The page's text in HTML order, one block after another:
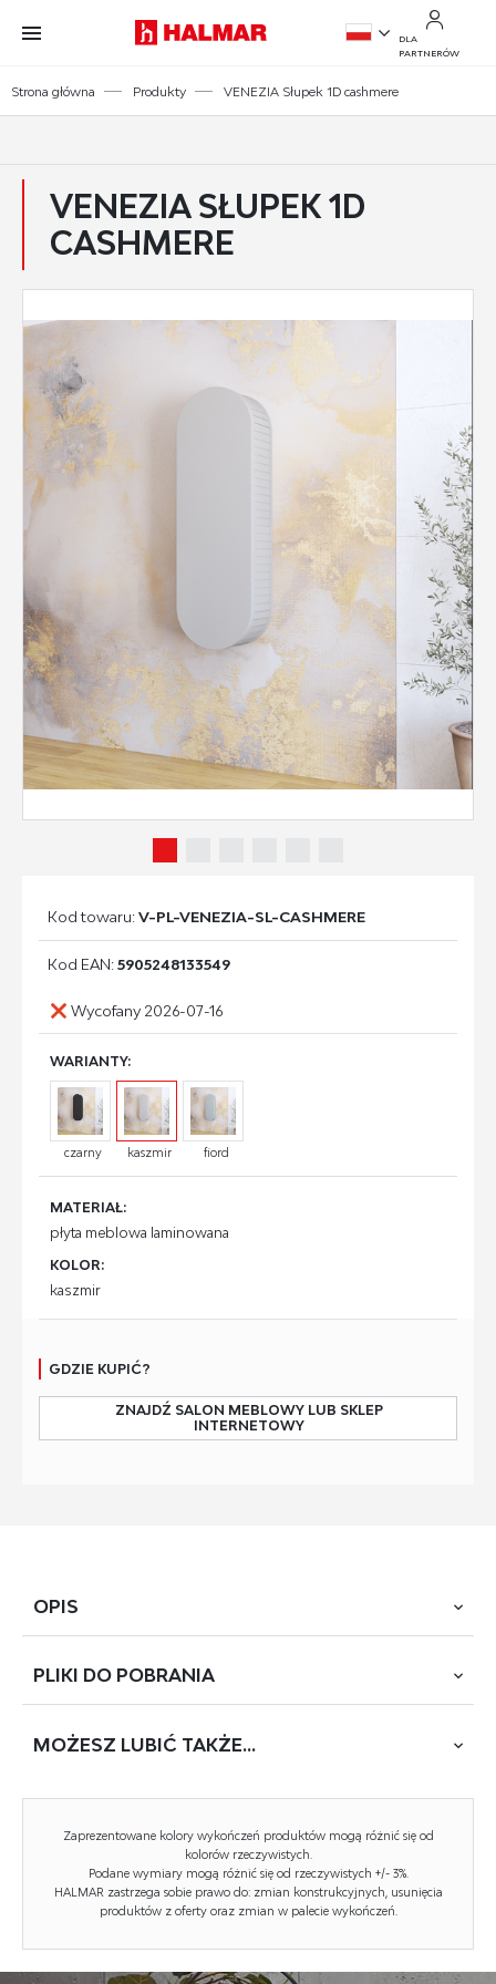
Przejdź do treści.
Przejdź do menu.
Przejdź do wyszukiwarki.
EN
DLA
PARTNERÓW
Strona główna Produkty VENEZIA Słupek 1D cashmere
VENEZIA SŁUPEK 1D
CASHMERE
Kod towaru:V-PL-VENEZIA-SL-CASHMERE
Kod EAN:5905248133549
Wycofany 2026-07-16
WARIANTY:
czarny kaszmir fiord
MATERIAŁ:
płyta meblowa laminowana
KOLOR:
kaszmir
GDZIE KUPIĆ?
ZNAJDŹ SALON MEBLOWY LUB SKLEP
INTERNETOWY
OPIS
Kolekcja mebli łazienkowych Venezia
z wyjątkową estetyką. Charakteryzuje się
obłymi, miękkimi
Meble wykonane są z wysokiej jakościMDF foliowanego
co gwarantuje trwałość oraz łatwość w utrzymaniu
czystości. Wyposażone zostały wprowadnice soft close
z pełnym wysuwem, które zapewniają ciche i płynne
PLIKI DO POBRANIA
VENEZIA SL
Zaprezentowane kolory wykończeń produktów mogą różnić się od
kolorów rzeczywistych.
Podane wymiary mogą różnić się od rzeczywistych +/- 3%.
HALMAR zastrzega sobie prawo do: zmian konstrukcyjnych, usunięcia
produktów z oferty oraz zmian w palecie wykończeń.
MOŻESZ LUBIĆ TAKŻE...